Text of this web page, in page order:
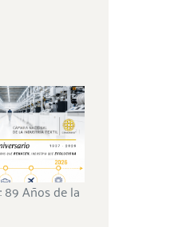
Años de la